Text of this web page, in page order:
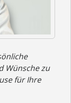
Wünsche zu
für Ihre